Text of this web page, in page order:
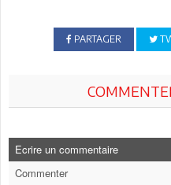
PARTAGER
Ecrire un commentaire
Commenter